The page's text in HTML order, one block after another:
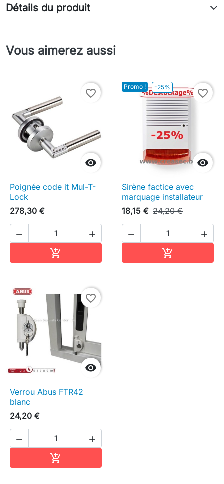
Détails du produit
Vous aimerez aussi

favorite_border
Poignée code it Mul-T-
Lock
278,30 €
 

Promo ! -25%

favorite_border
Sirène factice avec
marquage installateur
18,15 € 24,20 €
 


favorite_border
Verrou Abus FTR42
blanc
24,20 €
 
